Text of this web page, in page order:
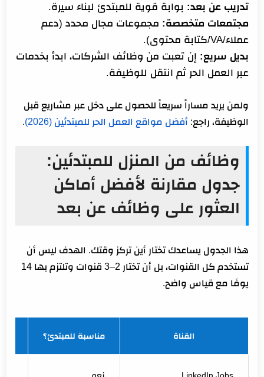
تدريب عن بعد: بوابة قوية للمبتدئ لبناء سيرة.
مجتمعات متخصصة: مجموعات مجال محدد (دعم
عملاء/VA/كتابة محتوى).
بديل سريع: إن تعبت من وظائف الشركات، ابدأ بخدمات
عبر العمل الحر ثم انتقل للوظيفة.
ولمن يريد مساراً سريعاً للحصول على دخل عبر مشاريع قبل
الوظيفة، راجع: أفضل مواقع العمل الحر للمبتدئين (2026) .
وظائف من المنزل للمبتدئين:
جدول مقارنة لأفضل أماكن
العثور على وظائف عن بعد
هذا الجدول يساعدك تختار أين تركز وقتك. الهدف ليس أن
تستخدم كل القنوات، بل أن تختار 2–3 قنوات وتلتزم بها 14
يومًا مع قياس واضح.
القناة مناسبة للمبتدئ؟
LinkedIn Jobs نعم